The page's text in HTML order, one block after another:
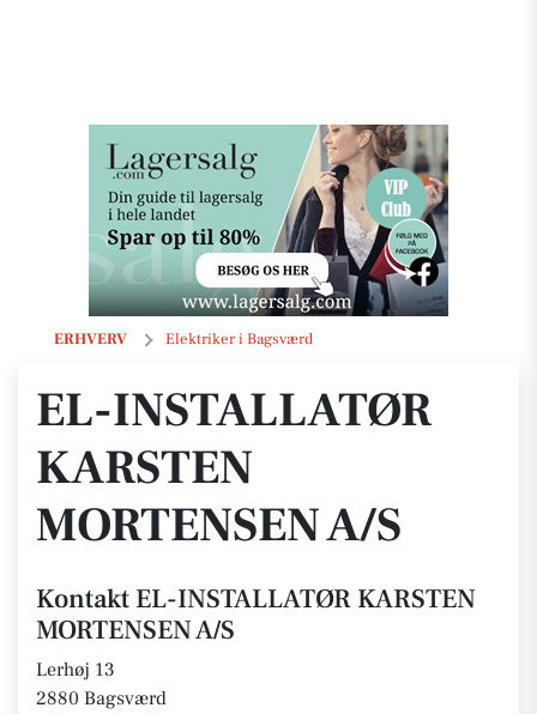
ERHVERV Elektriker i Bagsværd
EL-INSTALLATØR KARSTEN MORTENSEN A/S
EL-INSTALLATØR
KARSTEN
MORTENSEN A/S
Kontakt EL-INSTALLATØR KARSTEN
MORTENSEN A/S
Lerhøj 13
2880 Bagsværd